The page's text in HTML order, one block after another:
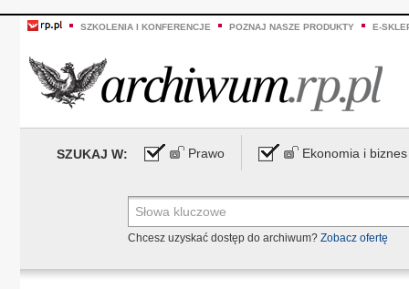
SZKOLENIA I KONFERENCJE POZNAJ NASZE PRODUKTY E-
SZUKAJ W: Prawo Ekonomia i biznes
Chcesz uzyskać dostęp do archiwum? Zobacz ofertę